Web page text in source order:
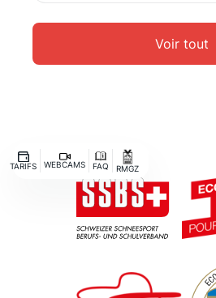
Voir tout
TARIFS WEBCAMS FAQ RMGZ